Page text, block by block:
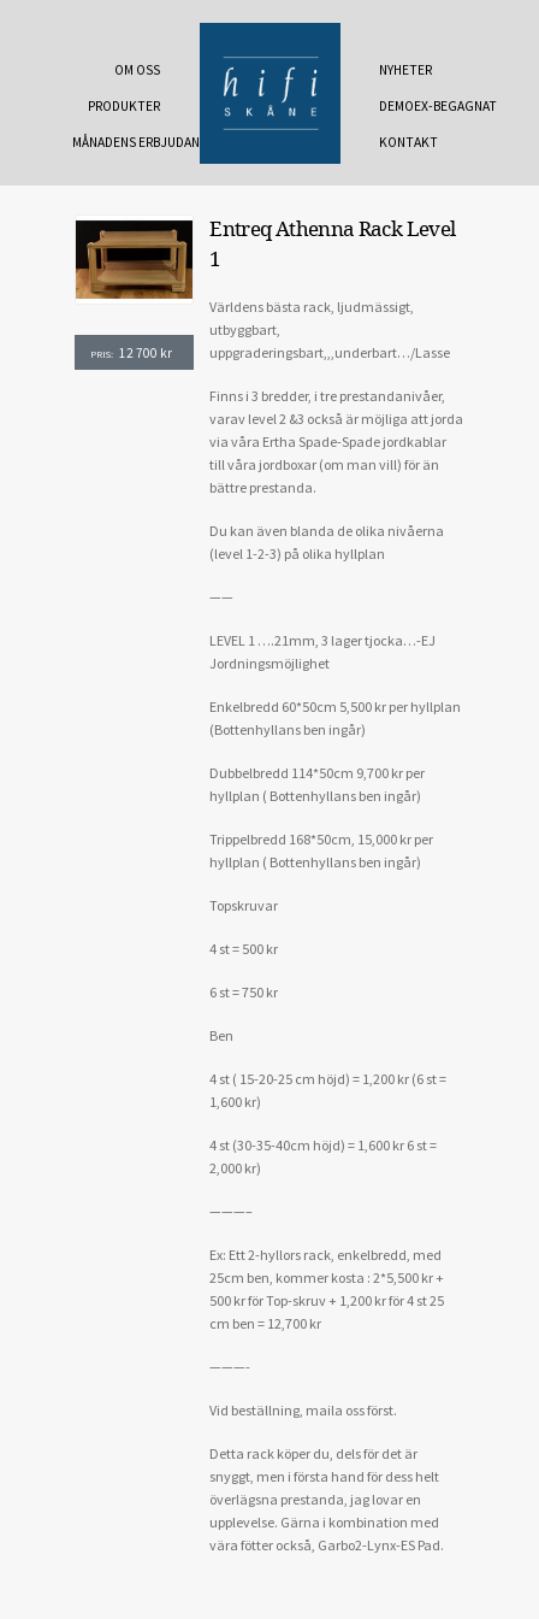
OM OSS
PRODUKTER
MÅNADENS ERBJUDANDE
NYHETER
DEMOEX-BEGAGNAT
KONTAKT
PRIS: 12 700 kr
Entreq Athenna Rack Level
1
Världens bästa rack, ljudmässigt,
utbyggbart,
uppgraderingsbart,,,underbart…/Lasse
Finns i 3 bredder, i tre prestandanivåer,
varav level 2 &3 också är möjliga att jorda
via våra Ertha Spade-Spade jordkablar
till våra jordboxar (om man vill) för än
bättre prestanda.
Du kan även blanda de olika nivåerna
(level 1-2-3) på olika hyllplan
——
LEVEL 1 ….21mm, 3 lager tjocka…-EJ
Jordningsmöjlighet
Enkelbredd 60*50cm 5,500 kr per hyllplan
(Bottenhyllans ben ingår)
Dubbelbredd 114*50cm 9,700 kr per
hyllplan ( Bottenhyllans ben ingår)
Trippelbredd 168*50cm, 15,000 kr per
hyllplan ( Bottenhyllans ben ingår)
Topskruvar
4 st = 500 kr
6 st = 750 kr
Ben
4 st ( 15-20-25 cm höjd) = 1,200 kr (6 st =
1,600 kr)
4 st (30-35-40cm höjd) = 1,600 kr 6 st =
2,000 kr)
———–
Ex: Ett 2-hyllors rack, enkelbredd, med
25cm ben, kommer kosta : 2*5,500 kr +
500 kr för Top-skruv + 1,200 kr för 4 st 25
cm ben = 12,700 kr
———-
Vid beställning, maila oss först.
Detta rack köper du, dels för det är
snyggt, men i första hand för dess helt
överlägsna prestanda, jag lovar en
upplevelse. Gärna i kombination med
vära fötter också, Garbo2-Lynx-ES Pad.